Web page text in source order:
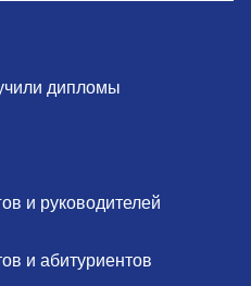
дипломы
и руководителей
и абитуриентов